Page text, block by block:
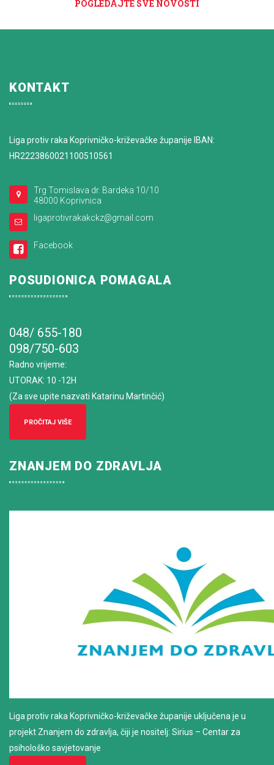
POGLEDAJTE SVE NOVOSTI
KONTAKT
Liga protiv raka Koprivničko-križevačke županije IBAN:
HR2223860021100510561
Trg Tomislava dr. Bardeka 10/10
48000 Koprivnica
ligaprotivrakakckz@gmail.com
Facebook
POSUDIONICA POMAGALA
048/ 655-180
098/750-603
Radno vrijeme:
UTORAK: 10 -12H
(Za sve upite nazvati Katarinu Martinčić)
PROČITAJ VIŠE
ZNANJEM DO ZDRAVLJA
Liga protiv raka Koprivničko-križevačke županije uključena je u
projekt Znanjem do zdravlja, čiji je nositelj: Sirius – Centar za
psihološko savjetovanje